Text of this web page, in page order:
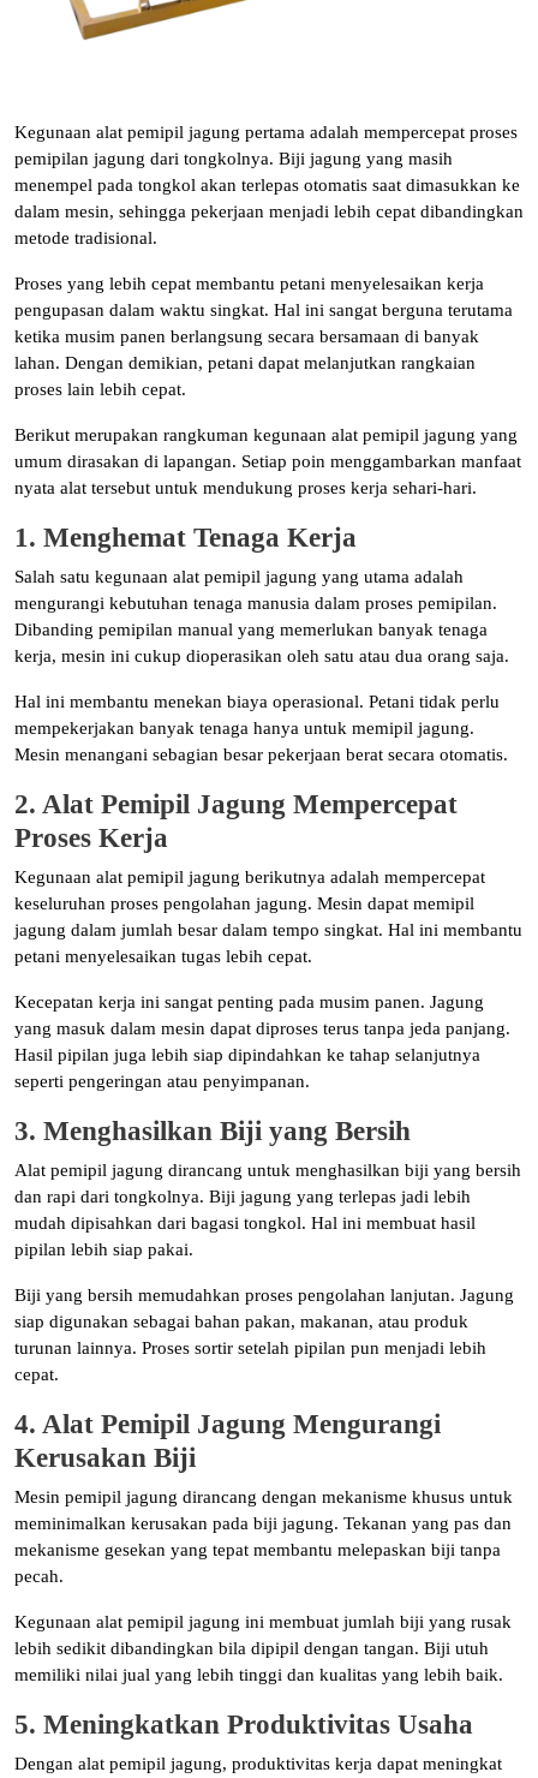
Kegunaan alat pemipil jagung pertama adalah mempercepat proses
pemipilan jagung dari tongkolnya. Biji jagung yang masih
menempel pada tongkol akan terlepas otomatis saat dimasukkan ke
dalam mesin, sehingga pekerjaan menjadi lebih cepat dibandingkan
metode tradisional.
Proses yang lebih cepat membantu petani menyelesaikan kerja
pengupasan dalam waktu singkat. Hal ini sangat berguna terutama
ketika musim panen berlangsung secara bersamaan di banyak
lahan. Dengan demikian, petani dapat melanjutkan rangkaian
proses lain lebih cepat.
Berikut merupakan rangkuman kegunaan alat pemipil jagung yang
umum dirasakan di lapangan. Setiap poin menggambarkan manfaat
nyata alat tersebut untuk mendukung proses kerja sehari-hari.
1. Menghemat Tenaga Kerja
Salah satu kegunaan alat pemipil jagung yang utama adalah
mengurangi kebutuhan tenaga manusia dalam proses pemipilan.
Dibanding pemipilan manual yang memerlukan banyak tenaga
kerja, mesin ini cukup dioperasikan oleh satu atau dua orang saja.
Hal ini membantu menekan biaya operasional. Petani tidak perlu
mempekerjakan banyak tenaga hanya untuk memipil jagung.
Mesin menangani sebagian besar pekerjaan berat secara otomatis.
2. Alat Pemipil Jagung Mempercepat
Proses Kerja
Kegunaan alat pemipil jagung berikutnya adalah mempercepat
keseluruhan proses pengolahan jagung. Mesin dapat memipil
jagung dalam jumlah besar dalam tempo singkat. Hal ini membantu
petani menyelesaikan tugas lebih cepat.
Kecepatan kerja ini sangat penting pada musim panen. Jagung
yang masuk dalam mesin dapat diproses terus tanpa jeda panjang.
Hasil pipilan juga lebih siap dipindahkan ke tahap selanjutnya
seperti pengeringan atau penyimpanan.
3. Menghasilkan Biji yang Bersih
Alat pemipil jagung dirancang untuk menghasilkan biji yang bersih
dan rapi dari tongkolnya. Biji jagung yang terlepas jadi lebih
mudah dipisahkan dari bagasi tongkol. Hal ini membuat hasil
pipilan lebih siap pakai.
Biji yang bersih memudahkan proses pengolahan lanjutan. Jagung
siap digunakan sebagai bahan pakan, makanan, atau produk
turunan lainnya. Proses sortir setelah pipilan pun menjadi lebih
cepat.
4. Alat Pemipil Jagung Mengurangi
Kerusakan Biji
Mesin pemipil jagung dirancang dengan mekanisme khusus untuk
meminimalkan kerusakan pada biji jagung. Tekanan yang pas dan
mekanisme gesekan yang tepat membantu melepaskan biji tanpa
pecah.
Kegunaan alat pemipil jagung ini membuat jumlah biji yang rusak
lebih sedikit dibandingkan bila dipipil dengan tangan. Biji utuh
memiliki nilai jual yang lebih tinggi dan kualitas yang lebih baik.
5. Meningkatkan Produktivitas Usaha
Dengan alat pemipil jagung, produktivitas kerja dapat meningkat